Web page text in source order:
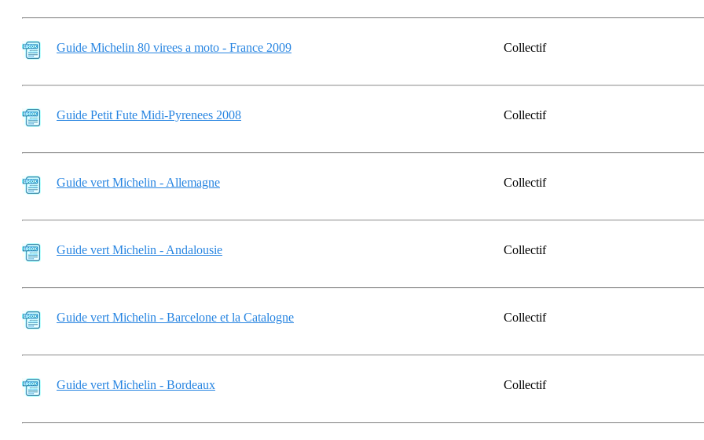
Guide Michelin 80 virees a moto - France 2009 Collectif
Guide Petit Fute Midi-Pyrenees 2008 Collectif
Guide vert Michelin - Allemagne Collectif
Guide vert Michelin - Andalousie Collectif
Guide vert Michelin - Barcelone et la Catalogne Collectif
Guide vert Michelin - Bordeaux Collectif